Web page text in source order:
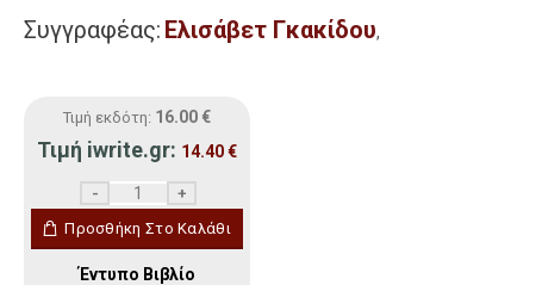
Συγγραφέας: Ελισάβετ Γκακίδου,
Τιμή εκδότη: 16.00 €
Τιμή iwrite.gr: 14.40€
Προσθήκη Στο Καλάθι
Έντυπο Βιβλίο